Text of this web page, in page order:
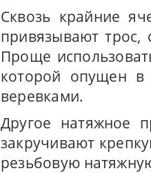
Сквозь крайние
привязывают
Проще
которой опущен в
веревками.
Другое натяжное
закручивают
резьбовую